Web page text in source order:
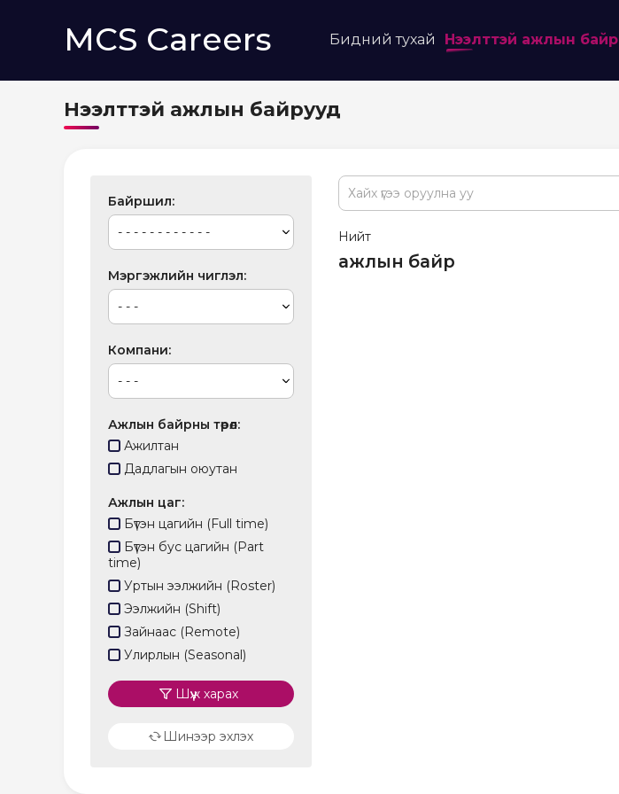
MCS Careers Бидний тухай Нээлттэй ажлын байр
Нээлттэй ажлын байрууд
Байршил
Мэргэжлийн чиглэл
Компани
Ажлын байрны төрөл
Ажилтан
Дадлагын оюутан
Ажлын цаг
Бүтэн цагийн (Full time)
Бүтэн бус цагийн (Part
time)
Уртын ээлжийн (Roster)
Ээлжийн (Shift)
Зайнаас (Remote)
Улирлын (Seasonal)
Шүүж харах
refresh Шинээр эхлэх
Нийт
ажлын байр